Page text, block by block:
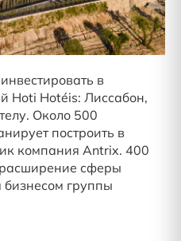
в
Hoti Hotéis: Лиссабон,
Около 500
построить в
компания Antrix. 400
сферы
группы